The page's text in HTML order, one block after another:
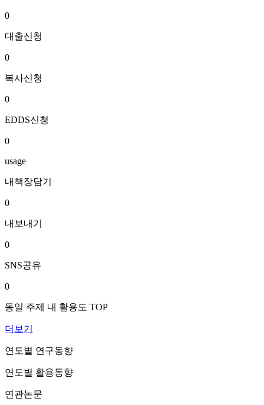
0
대출신청
0
복사신청
0
EDDS신청
0
usage
내책장담기
0
내보내기
0
SNS공유
0
동일 주제 내 활용도 TOP
더보기
연도별 연구동향
연도별 활용동향
연관논문